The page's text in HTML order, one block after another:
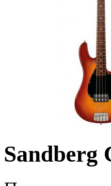
Sandberg